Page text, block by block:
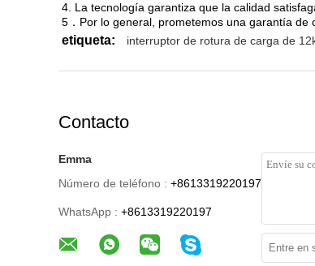
4. La tecnología garantiza que la calidad
5．Por lo general, prometemos una garantía de
etiqueta: interruptor de rotura de carga de
Contacto
Emma
Número de teléfono : +8613319220197
WhatsApp : +8613319220197